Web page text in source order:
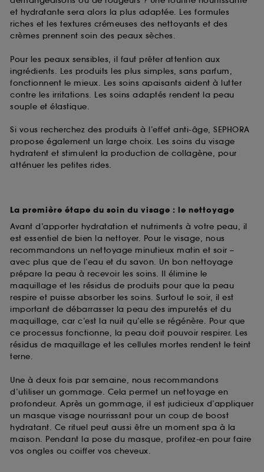
et hydratante sera alors la plus adaptée. Les formules
riches et les textures crémeuses des nettoyants et des
crèmes prennent soin des peaux sèches.
Pour les peaux sensibles, il faut prêter attention aux
ingrédients. Les produits les plus simples, sans parfum,
fonctionnent le mieux. Les soins apaisants aident à lutter
contre les irritations. Les soins adaptés rendent la peau
souple et élastique.
Si vous recherchez des produits à l’effet anti-âge, SEPHORA
propose également un large choix. Les soins du visage
hydratent et stimulent la production de collagène, pour
atténuer les petites rides.
La première étape du soin du visage : le nettoyage
Avant d’apporter hydratation et nutriments à votre peau, il
est essentiel de bien la nettoyer. Pour le visage, nous
recommandons un nettoyage minutieux matin et soir –
avec plus que de l’eau et du savon. Un bon nettoyage
prépare la peau à recevoir les soins. Il élimine le
maquillage et les résidus de produits pour que la peau
respire et puisse absorber les soins. Surtout le soir, il est
important de débarrasser la peau des impuretés et du
maquillage, car c’est la nuit qu’elle se régénère. Pour que
ce processus fonctionne, la peau doit pouvoir respirer. Les
résidus de maquillage et les cellules mortes rendent le teint
terne.
Une à deux fois par semaine, nous recommandons
d’utiliser un gommage. Cela permet un nettoyage en
profondeur. Après un gommage, il est judicieux d’appliquer
un masque visage nourrissant pour un coup de boost
hydratant. Ce rituel peut aussi être un moment spa à la
maison. Pendant la pose du masque, profitez-en pour faire
vos ongles ou coiffer vos cheveux.